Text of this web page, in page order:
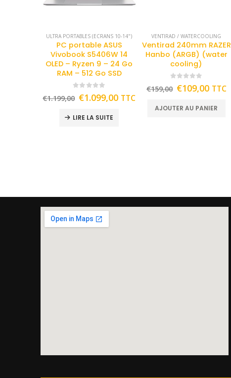
ULTRA PORTABLES (ECRANS 10-14")
PC portable ASUS
Vivobook S5406W 14
OLED – Ryzen 9 – 24 Go
RAM – 512 Go SSD
€1.199,00 €1.099,00 TTC
LIRE LA SUITE
VENTIRAD / WATERCOOLING
Ventirad 240mm RAZER
Hanbo (ARGB) (water
cooling)
€159,00 €109,00 TTC
AJOUTER AU PANIER